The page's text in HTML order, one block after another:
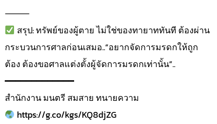
⸻
สรุป: ทรัพย์ของผู้ตาย ไม่ใช่ของทายาททันที ต้องผ่าน
กระบวนการศาลก่อนเสมอ..“อยากจัดการมรดกให้ถูก
ต้อง ต้องขอศาลแต่งตั้งผู้จัดการมรดกเท่านั้น”..
━━━━━━━━━━━━━
สำนักงาน มนตรี สมสาย ทนายความ
https://g.co/kgs/KQ8djZG